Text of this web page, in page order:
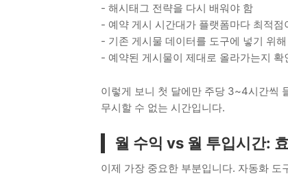
- 해시태그 전략을 다시 배워야 함
- 예약 게시 시간대가 플랫폼마다 최적점
- 기존 게시물 데이터를 도구에 넣기 위
- 예약된 게시물이 제대로 올라가는지
이렇게 보니 첫 달에만 주당 3~4시간씩
무시할 수 없는 시간입니다.
월 수익 vs 월 투입시간:
이제 가장 중요한 부분입니다. 자동화